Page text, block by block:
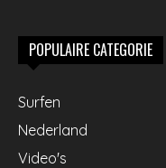
POPULAIRE CATEGORIE
Surfen
Nederland
Video's